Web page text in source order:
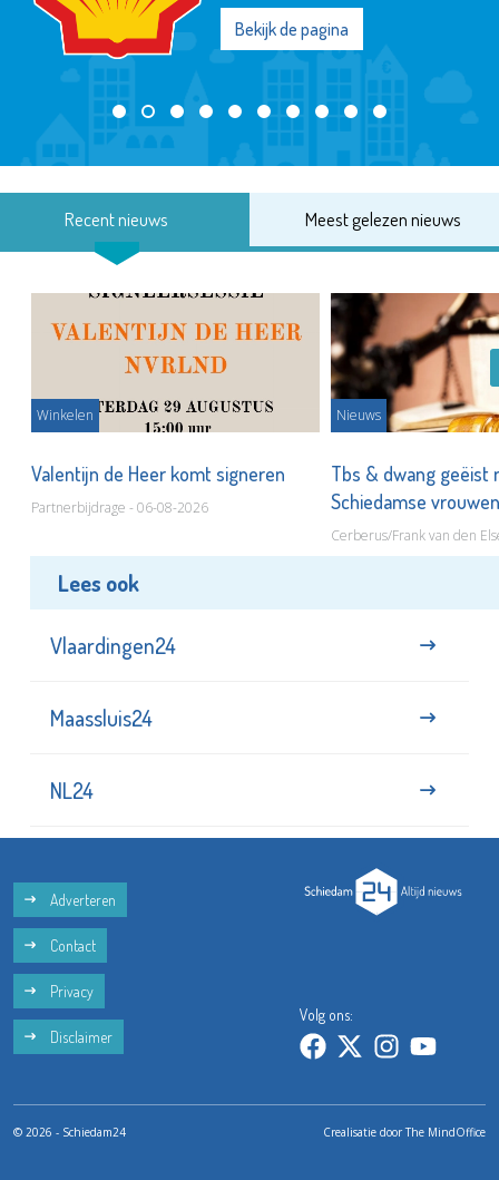
Bekijk de pagina
Recent nieuws Meest gelezen nieuws
Winkelen
Valentijn de Heer komt signeren
Partnerbijdrage - 06-08-2026
Nieuws
Tbs & dwang geëist
Schiedamse
Cerberus/Frank van den
Lees ook
Vlaardingen24
Maassluis24
NL24
Adverteren
Contact
Privacy
Disclaimer
Volg ons:
© 2026 - Schiedam24 Crealisatie doorThe MindOffice